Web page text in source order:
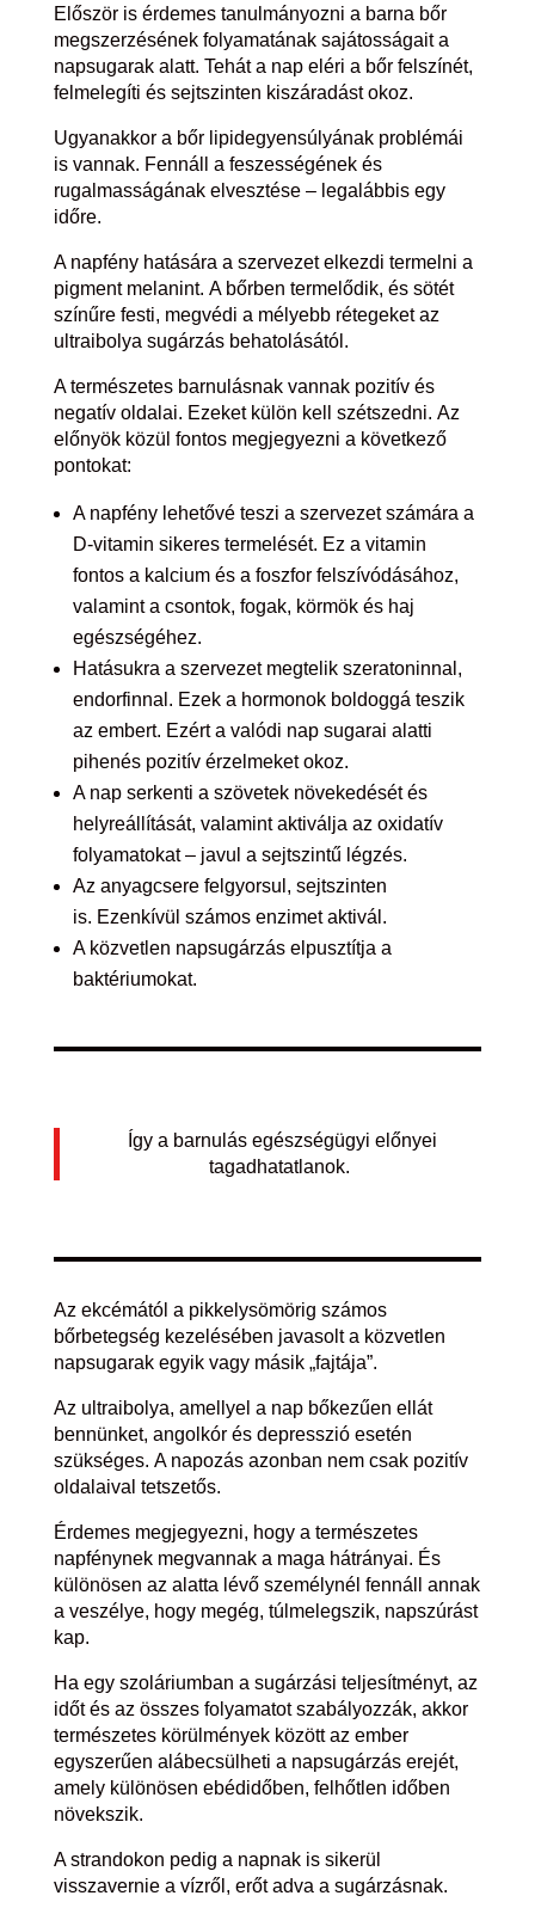
Először is érdemes tanulmányozni a barna bőr
megszerzésének folyamatának sajátosságait a
napsugarak alatt. Tehát a nap eléri a bőr felszínét,
felmelegíti és sejtszinten kiszáradást okoz.
Ugyanakkor a bőr lipidegyensúlyának problémái
is vannak. Fennáll a feszességének és
rugalmasságának elvesztése – legalábbis egy
időre.
A napfény hatására a szervezet elkezdi termelni a
pigment melanint. A bőrben termelődik, és sötét
színűre festi, megvédi a mélyebb rétegeket az
ultraibolya sugárzás behatolásától.
A természetes barnulásnak vannak pozitív és
negatív oldalai. Ezeket külön kell szétszedni. Az
előnyök közül fontos megjegyezni a következő
pontokat:
A napfény lehetővé teszi a szervezet számára a
D-vitamin sikeres termelését. Ez a vitamin
fontos a kalcium és a foszfor felszívódásához,
valamint a csontok, fogak, körmök és haj
egészségéhez.
Hatásukra a szervezet megtelik szeratoninnal,
endorfinnal. Ezek a hormonok boldoggá teszik
az embert. Ezért a valódi nap sugarai alatti
pihenés pozitív érzelmeket okoz.
A nap serkenti a szövetek növekedését és
helyreállítását, valamint aktiválja az oxidatív
folyamatokat – javul a sejtszintű légzés.
Az anyagcsere felgyorsul, sejtszinten
is. Ezenkívül számos enzimet aktivál.
A közvetlen napsugárzás elpusztítja a
baktériumokat.
Így a barnulás egészségügyi előnyei
tagadhatatlanok.
Az ekcémától a pikkelysömörig számos
bőrbetegség kezelésében javasolt a közvetlen
napsugarak egyik vagy másik „fajtája”.
Az ultraibolya, amellyel a nap bőkezűen ellát
bennünket, angolkór és depresszió esetén
szükséges. A napozás azonban nem csak pozitív
oldalaival tetszetős.
Érdemes megjegyezni, hogy a természetes
napfénynek megvannak a maga hátrányai. És
különösen az alatta lévő személynél fennáll annak
a veszélye, hogy megég, túlmelegszik, napszúrást
kap.
Ha egy szoláriumban a sugárzási teljesítményt, az
időt és az összes folyamatot szabályozzák, akkor
természetes körülmények között az ember
egyszerűen alábecsülheti a napsugárzás erejét,
amely különösen ebédidőben, felhőtlen időben
növekszik.
A strandokon pedig a napnak is sikerül
visszavernie a vízről, erőt adva a sugárzásnak.